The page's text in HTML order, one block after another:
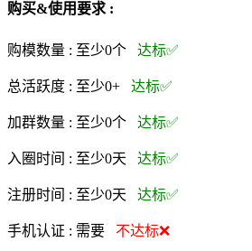
购买&使用要求 :
购模数量 : 至少0个 达标✅
总活跃度 : 至少0+ 达标✅
加群数量 : 至少0个 达标✅
入圈时间 : 至少0天 达标✅
注册时间 : 至少0天 达标✅
手机认证 : 需要 不达标❌